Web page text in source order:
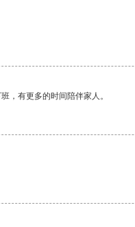
，有更多的时间陪伴家人。